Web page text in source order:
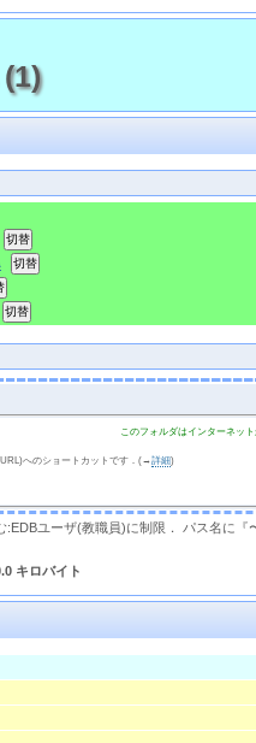
このフォルダはインターネッ
へのショートカットです．(→詳細)
ユーザ(教職員)に制限． パス名に
キロバイト